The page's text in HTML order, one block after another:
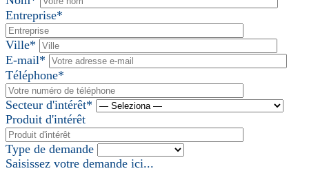
Entreprise*
Ville*
E-mail*
Téléphone*
Secteur d'intérêt*
Produit d'intérêt
Type de demande
Saisissez votre demande ici...